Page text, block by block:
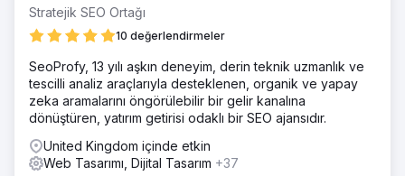
Stratejik SEO Ortağı
10 değerlendirmeler
SeoProfy, 13 yılı aşkın deneyim, derin teknik uzmanlık ve
tescilli analiz araçlarıyla desteklenen, organik ve yapay
zeka aramalarını öngörülebilir bir gelir kanalına
dönüştüren, yatırım getirisi odaklı bir SEO ajansıdır.
United Kingdom içinde etkin
Web Tasarımı, Dijital Tasarım +37